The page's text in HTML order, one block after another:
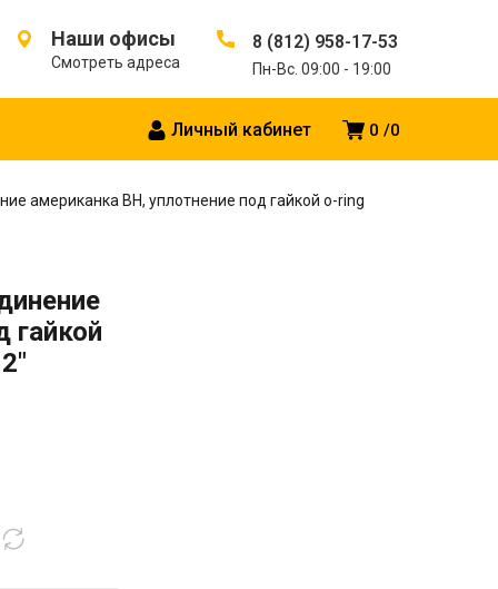
Наши офисы
Смотреть адреса
8 (812) 958-17-53
Пн-Вс. 09:00 - 19:00
0 0
Личный кабинет
американка ВН, уплотнение под гайкой o-ring
гайкой